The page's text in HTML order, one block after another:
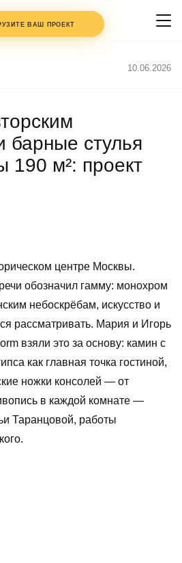
ВАШ ПРОЕКТ
СПОЛИТИКОЙ
147-97-77
10.06.2026
барные стулья
190 м²: проект
центре Москвы.
обозначил гамму: монохром
небоскрёбам, искусство и
рассматривать. Мария и Игорь
взяли это за основу: камин с
как главная точка гостиной,
ножки консолей — от
в каждой комнате —
Таранцовой, работы